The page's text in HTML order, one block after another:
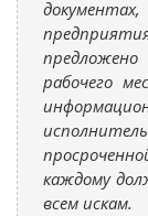
рабочего
каждому
всем искам.